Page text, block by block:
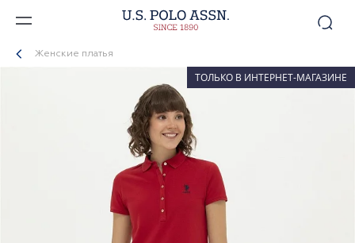
Женские платья
ТОЛЬКО В ИНТЕРНЕТ-МАГАЗИНЕ